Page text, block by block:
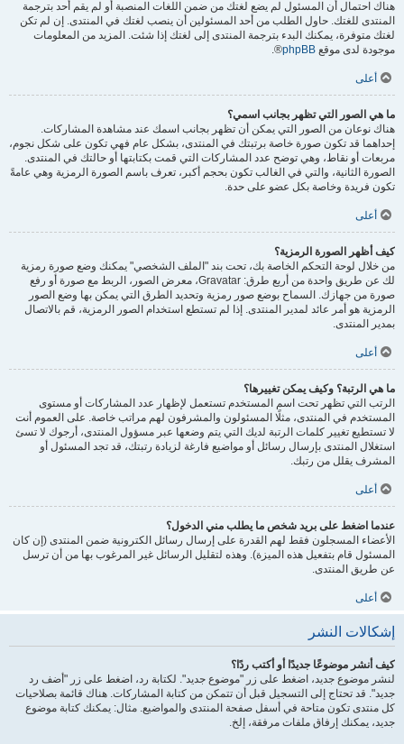
هناك احتمال أن المسئول لم يضع لغتك من ضمن اللغات المنصبة أو لم يقم أحد بترجمة
المنتدى للغتك. حاول الطلب من أحد المسئولين أن ينصب لغتك في المنتدى. إن لم تكن
لغتك متوفرة، يمكنك البدء بترجمة المنتدى إلى لغتك إذا شئت. المزيد من المعلومات
موجودة لدى موقع phpBB
®.
أعلى
ما هي الصور التي تظهر بجانب اسمي؟
هناك نوعان من الصور التي يمكن أن تظهر بجانب اسمك عند مشاهدة المشاركات.
إحداهما قد تكون صورة خاصة برتبتك في المنتدى، بشكل عام فهي تكون على شكل نجوم،
مربعات أو نقاط، وهي توضح عدد المشاركات التي قمت بكتابتها أو حالتك في المنتدى.
الصورة الثانية، والتي في الغالب تكون بحجم أكبر، تعرف باسم الصورة الرمزية وهي عامةً
تكون فريدة وخاصة بكل عضو على حدة.
أعلى
كيف أظهر الصورة الرمزية؟
من خلال لوحة التحكم الخاصة بك، تحت بند "الملف الشخصي" يمكنك وضع صورة رمزية
لك عن طريق واحدة من أربع طرق: Gravatar، معرض الصور، الربط مع صورة أو رفع
صورة من جهازك. السماح بوضع صور رمزية وتحديد الطرق التي يمكن بها وضع الصور
الرمزية هو أمر عائد لمدير المنتدى. إذا لم تستطع استخدام الصور الرمزية، قم بالاتصال
بمدير المنتدى.
أعلى
ما هي الرتبة؟ وكيف يمكن تغييرها؟
الرتب التي تظهر تحت اسم المستخدم تستعمل لإظهار عدد المشاركات أو مستوى
المستخدم في المنتدى، مثلًا المسئولون والمشرفون لهم مراتب خاصة. على العموم أنت
لا تستطيع تغيير كلمات الرتبة لديك التي يتم وضعها عبر مسؤول المنتدى، أرجوك لا تسئ
استغلال المنتدى بإرسال رسائل أو مواضيع فارغة لزيادة رتبتك، قد تجد المسئول أو
المشرف يقلل من رتبك.
أعلى
عندما اضغط على بريد شخص ما يطلب مني الدخول؟
الأعضاء المسجلون فقط لهم القدرة على إرسال رسائل الكترونية ضمن المنتدى (إن كان
المسئول قام بتفعيل هذه الميزة). وهذه لتقليل الرسائل غير المرغوب بها من أن ترسل
عن طريق المنتدى.
أعلى
إشكالات النشر
كيف أنشر موضوعًا جديدًا أو أكتب ردًا؟
لنشر موضوع جديد، اضغط على زر "موضوع جديد". لكتابة رد، اضغط على زر "أضف رد
جديد". قد تحتاج إلى التسجيل قبل أن تتمكن من كتابة المشاركات. هناك قائمة بصلاحيات
كل منتدى تكون متاحة في أسفل صفحة المنتدى والمواضيع. مثال: يمكنك كتابة موضوع
جديد، يمكنك إرفاق ملفات مرفقة، إلخ.